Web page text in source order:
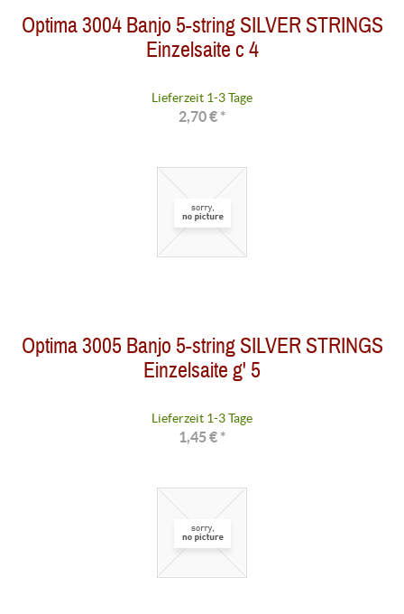
Optima 3004 Banjo 5-string SILVER STRINGS
Einzelsaite c 4
Lieferzeit 1-3 Tage
2,70 € *
Optima 3005 Banjo 5-string SILVER STRINGS
Einzelsaite g' 5
Lieferzeit 1-3 Tage
1,45 € *